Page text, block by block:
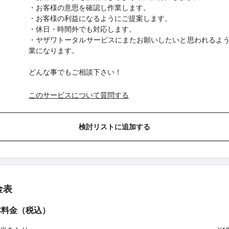
・お客様の意思を確認し作業します。
・お客様の利益になるようにご提案します。
・休日・時間外でも対応します。
・ヤザワトータルサービスにまたお願いしたいと思われるよ
業になります。
どんな事でもご相談下さい！
このサービスについて質問する
検討リストに追加する
表
金（税込）